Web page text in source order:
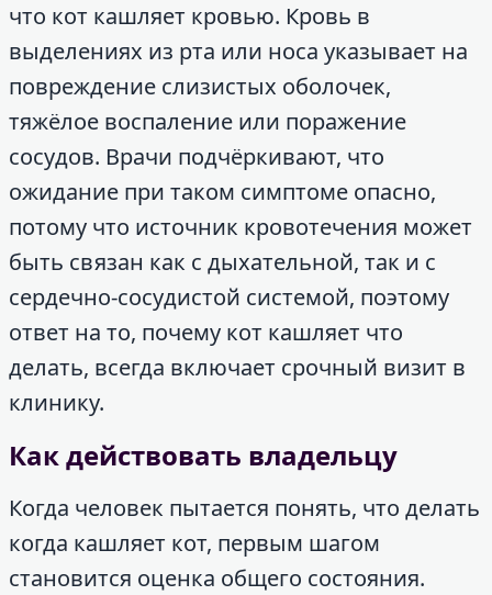
что кот кашляет кровью. Кровь в
выделениях из рта или носа указывает на
повреждение слизистых оболочек,
тяжёлое воспаление или поражение
сосудов. Врачи подчёркивают, что
ожидание при таком симптоме опасно,
потому что источник кровотечения может
быть связан как с дыхательной, так и с
сердечно-сосудистой системой, поэтому
ответ на то, почему кот кашляет что
делать, всегда включает срочный визит в
клинику.
Как действовать владельцу
Когда человек пытается понять, что делать
когда кашляет кот, первым шагом
становится оценка общего состояния.